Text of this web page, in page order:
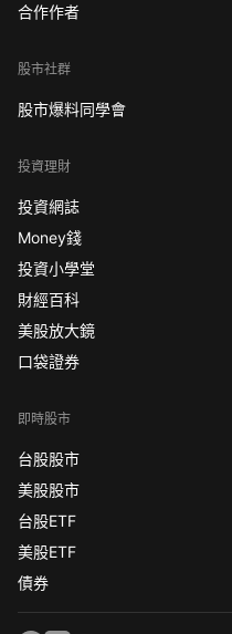
合作作者
股市社群
股市爆料同學會
投資理財
投資網誌
Money錢
投資小學堂
財經百科
美股放大鏡
口袋證券
即時股市
台股股市
美股股市
台股ETF
美股ETF
債券